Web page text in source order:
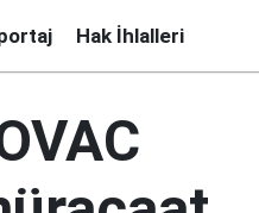
Hak İhlalleri